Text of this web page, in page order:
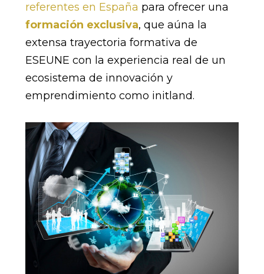
referentes en España para ofrecer una
formación exclusiva, que aúna la
extensa trayectoria formativa de
ESEUNE con la experiencia real de un
ecosistema de innovación y
emprendimiento como initland.